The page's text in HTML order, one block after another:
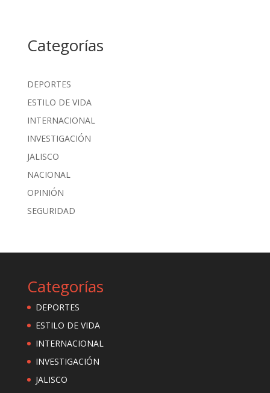
Categorías
DEPORTES
ESTILO DE VIDA
INTERNACIONAL
INVESTIGACIÓN
JALISCO
NACIONAL
OPINIÓN
SEGURIDAD
Categorías
DEPORTES
ESTILO DE VIDA
INTERNACIONAL
INVESTIGACIÓN
JALISCO